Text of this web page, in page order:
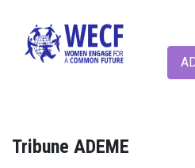
Tribune ADEME